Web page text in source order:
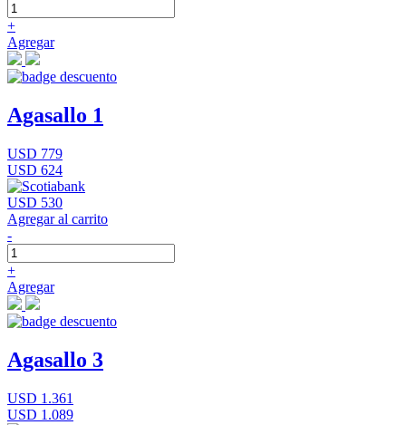
+
Agregar
Agasallo 1
USD 779
USD 624
USD 530
Agregar al carrito
-
+
Agregar
Agasallo 3
USD 1.361
USD 1.089